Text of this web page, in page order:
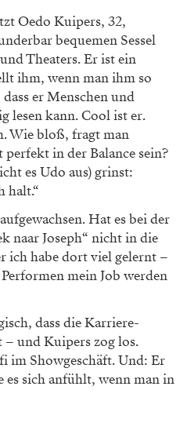
Oedo Kuipers, 32,
bequemen Sessel
Theaters. Er ist ein
ihm, wenn man ihm so
er Menschen und
lesen kann. Cool ist er.
Wie bloß, fragt man
in der Balance sein?
es Udo aus) grinst:
halt.“
Hat es bei der
naar Joseph“ nicht in die
ich habe dort viel gelernt –
mein Job werden
dass die Karriere­
und Kuipers zog los.
im Showgeschäft. Und: Er
sich anfühlt, wenn man in